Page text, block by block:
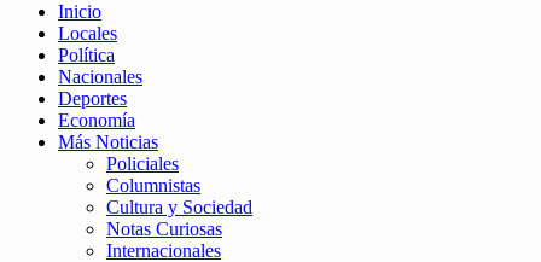
Inicio
Locales
Política
Nacionales
Deportes
Economía
Más Noticias
Policiales
Columnistas
Cultura y Sociedad
Notas Curiosas
Internacionales